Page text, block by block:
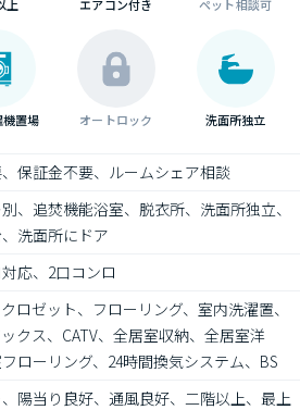
上 エアコン付き ペット相談可
置場 オートロック 洗面所独立
保証金不要、ルームシェア相談
、追焚機能浴室、脱衣所、洗面所独立、
洗面所にドア
応、2口コンロ
ロゼット、フローリング、室内洗濯置、
クス、CATV、全居室収納、全居室洋
ローリング、24時間換気システム、BS
陽当り良好、通風良好、二階以上、最上